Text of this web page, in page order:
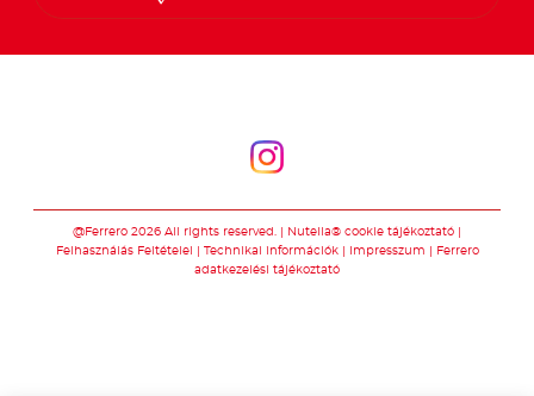
@Ferrero 2026 All rights reserved.
Nutella® cookie tájékoztató
Felhasználás Feltételei
Technikai információk Impresszum
Ferrero
adatkezelési tájékoztató